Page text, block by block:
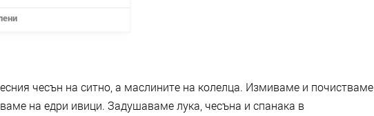
чесън на ситно, а маслините на колелца. Измиваме и почистваме
на едри ивици. Задушаваме лука, чесъна и спанака в